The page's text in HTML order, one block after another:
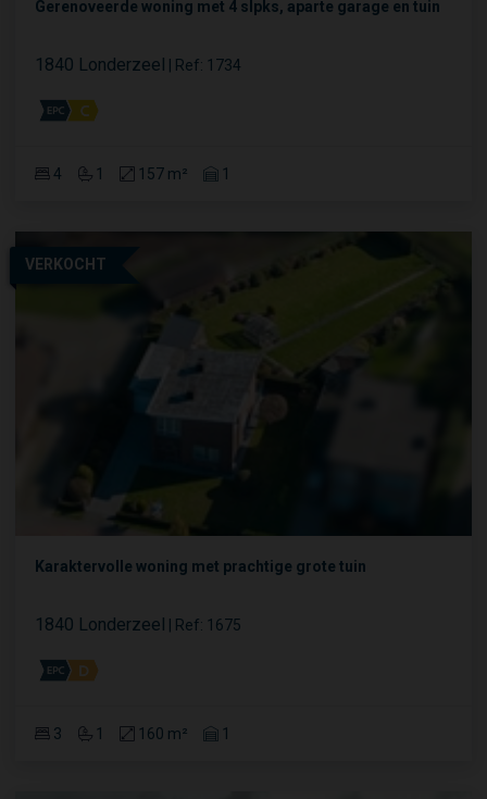
Gerenoveerde woning met 4 slpks, aparte garage en tuin
1840 Londerzeel | Ref: 1734
4 1 157 m² 1
VERKOCHT
Karaktervolle woning met prachtige grote tuin
1840 Londerzeel Ref: 1675
3 1 160 m² 1